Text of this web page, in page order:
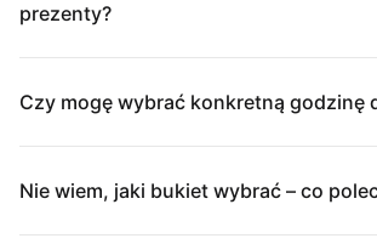
prezenty?
Czy mogę wybrać konkretną godzinę
Nie wiem, jaki bukiet wybrać – co